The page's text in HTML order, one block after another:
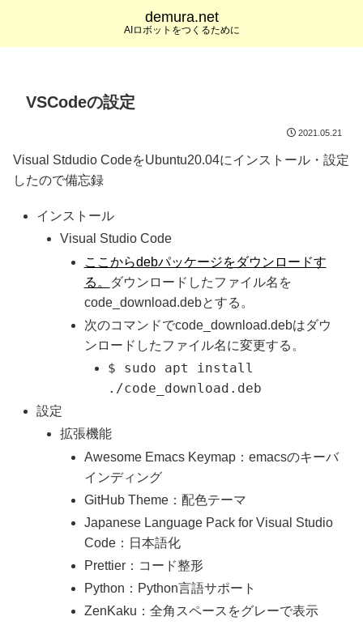
demura.net
AIロボットをつくるために
VSCodeの設定
2021.05.21
Visual Stdudio CodeをUbuntu20.04にインストール・設定
したので備忘録
インストール
Visual Studio Code
ここからdebパッケージをダウンロードす
る。
ダウンロードしたファイル名を
code_download.debとする。
次のコマンドでcode_download.debはダウ
ンロードしたファイル名に変更する。
$ sudo apt install
./code_download.deb
設定
拡張機能
Awesome Emacs Keymap：emacsのキーバ
インディング
GitHub Theme：配色テーマ
Japanese Language Pack for Visual Studio
Code：日本語化
Prettier：コード整形
Python：Python言語サポート
ZenKaku：全角スペースをグレーで表示